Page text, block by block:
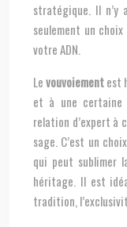
stratégique. Il n’y
seulement un
votre ADN.
Levouvoiementest
et à une certaine
relation d’expert à
sage. C’est un
qui peut sublimer
héritage. Il est
tradition,